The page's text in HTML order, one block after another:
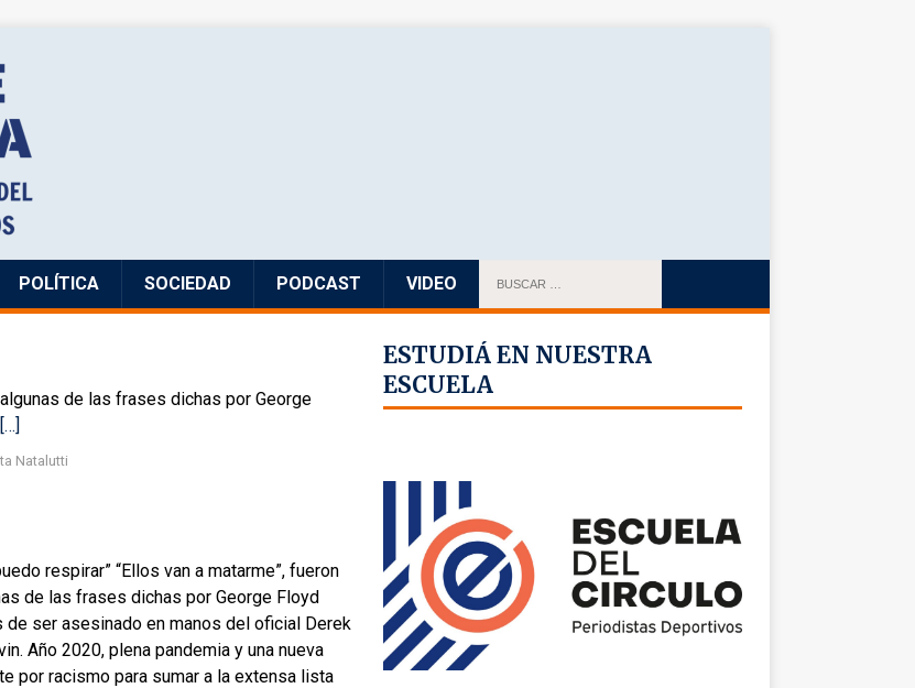
POLÍTICA SOCIEDAD PODCAST VIDEO
de las frases dichas por George
[…]
Natalutti
respirar” “Ellos van a matarme”, fueron
de las frases dichas por George Floyd
de ser asesinado en manos del oficial Derek
Año 2020, plena pandemia y una nueva
por racismo para sumar a la extensa lista
ESTUDIÁ EN NUESTRA
ESCUELA